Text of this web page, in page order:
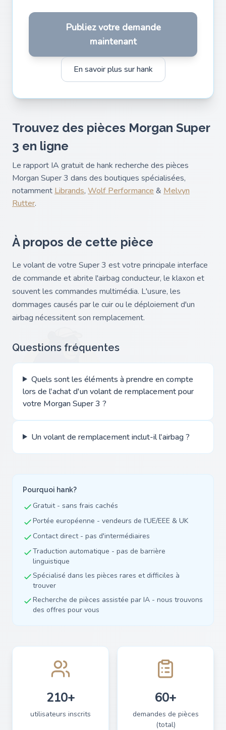
Publiez votre demande
maintenant
En savoir plus sur hank
Trouvez des pièces Morgan Super
3 en ligne
Le rapport IA gratuit de hank recherche des pièces
Morgan Super 3 dans des boutiques spécialisées,
notamment Librands, Wolf Performance & Melvyn
Rutter.
À propos de cette pièce
Le volant de votre Super 3 est votre principale interface
de commande et abrite l'airbag conducteur, le klaxon et
souvent les commandes multimédia. L'usure, les
dommages causés par le cuir ou le déploiement d'un
airbag nécessitent son remplacement.
Questions fréquentes
Quels sont les éléments à prendre en compte
lors de l'achat d'un volant de remplacement pour
votre Morgan Super 3 ?
Un volant de remplacement inclut-il l'airbag ?
Pourquoi hank?
Gratuit - sans frais cachés
Portée européenne - vendeurs de l'UE/EEE & UK
Contact direct - pas d'intermédiaires
Traduction automatique - pas de barrière
linguistique
Spécialisé dans les pièces rares et difficiles à
trouver
Recherche de pièces assistée par IA - nous trouvons
des offres pour vous
210+
utilisateurs inscrits
60+
demandes de pièces
(total)